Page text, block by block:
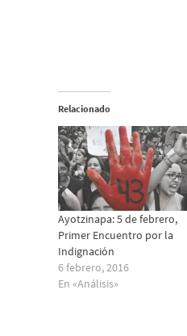
Relacionado
Ayotzinapa: 5 de febrero,
Primer Encuentro por la
Indignación
6 febrero, 2016
En «Análisis»